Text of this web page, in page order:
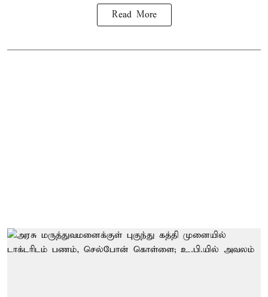
Read More